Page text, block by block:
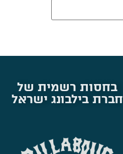
בחסות רשמית של
חברת בילבונג ישראל